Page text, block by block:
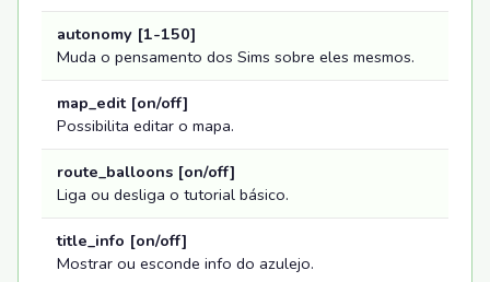
autonomy [1-150]
Muda o pensamento dos Sims sobre eles mesmos.
map_edit [on/off]
Possibilita editar o mapa.
route_balloons [on/off]
Liga ou desliga o tutorial básico.
title_info [on/off]
Mostrar ou esconde info do azulejo.